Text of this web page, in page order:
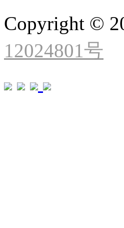
Copyright ©
12024801号